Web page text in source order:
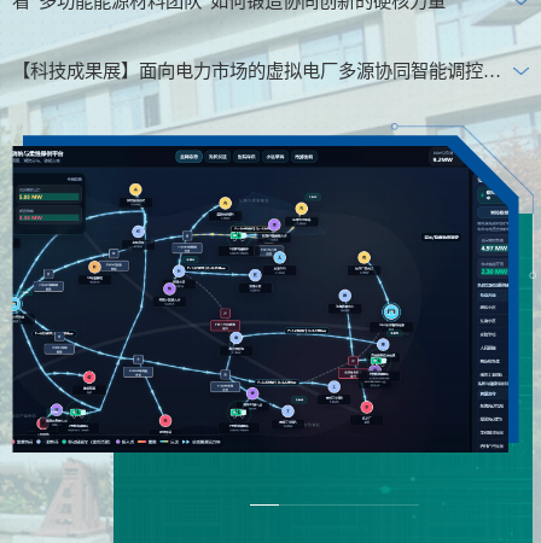
【科技成果展】面向电力市场的虚拟电厂多源协同智能调控系统